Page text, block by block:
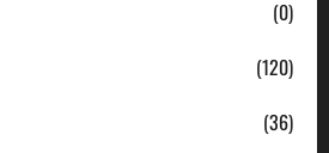
(0)
(120)
(36)